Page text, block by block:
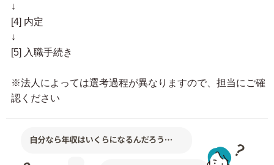
↓
[4] 内定
↓
[5] 入職手続き
※法人によっては選考過程が異なりますので、担当にご確
認ください